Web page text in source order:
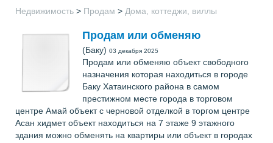
Недвижимость > Продам > Дома, коттеджи, виллы
Продам или обменяю
(Баку) 03 декабря 2025
Продам или обменяю объект свободного
назначения которая находиться в городе
Баку Хатаинского района в самом
престижном месте города в торговом
центре Амай объект с черновой отделкой в торгом центре
Асан хидмет объект находиться на 7 этаже 9 этажного
здания можно обменять на квартиры или объект в городах